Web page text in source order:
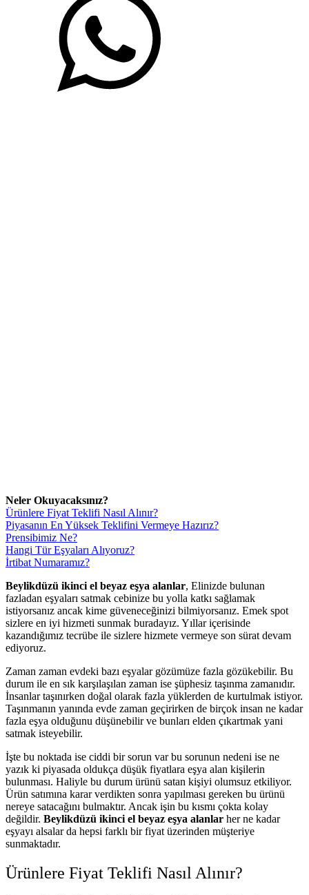
Neler Okuyacaksınız?
Ürünlere Fiyat Teklifi Nasıl Alınır?
Piyasanın En Yüksek Teklifini Vermeye Hazırız?
Prensibimiz Ne?
Hangi Tür Eşyaları Alıyoruz?
İrtibat Numaramız?
Beylikdüzü ikinci el beyaz eşya alanlar, Elinizde bulunan
fazladan eşyaları satmak cebinize bu yolla katkı sağlamak
istiyorsanız ancak kime güveneceğinizi bilmiyorsanız. Emek spot
sizlere en iyi hizmeti sunmak buradayız. Yıllar içerisinde
kazandığımız tecrübe ile sizlere hizmete vermeye son sürat devam
ediyoruz.
Zaman zaman evdeki bazı eşyalar gözümüze fazla gözükebilir. Bu
durum ile en sık karşılaşılan zaman ise şüphesiz taşınma zamanıdır.
İnsanlar taşınırken doğal olarak fazla yüklerden de kurtulmak istiyor.
Taşınmanın yanında evde zaman geçirirken de birçok insan ne kadar
fazla eşya olduğunu düşünebilir ve bunları elden çıkartmak yani
satmak isteyebilir.
İşte bu noktada ise ciddi bir sorun var bu sorunun nedeni ise ne
yazık ki piyasada oldukça düşük fiyatlara eşya alan kişilerin
bulunması. Haliyle bu durum ürünü satan kişiyi olumsuz etkiliyor.
Ürün satımına karar verdikten sonra yapılması gereken bu ürünü
nereye satacağını bulmaktır. Ancak işin bu kısmı çokta kolay
değildir. Beylikdüzü ikinci el beyaz eşya alanlar her ne kadar
eşyayı alsalar da hepsi farklı bir fiyat üzerinden müşteriye
sunmaktadır.
Ürünlere Fiyat Teklifi Nasıl Alınır?